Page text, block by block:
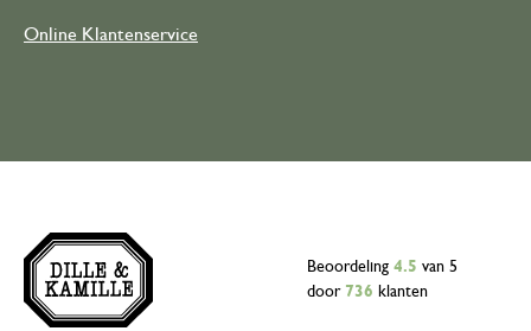
Online Klantenservice
Beoordeling 4.5 van 5
door 736 klanten